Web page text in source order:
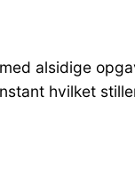
alsidige
hvilket